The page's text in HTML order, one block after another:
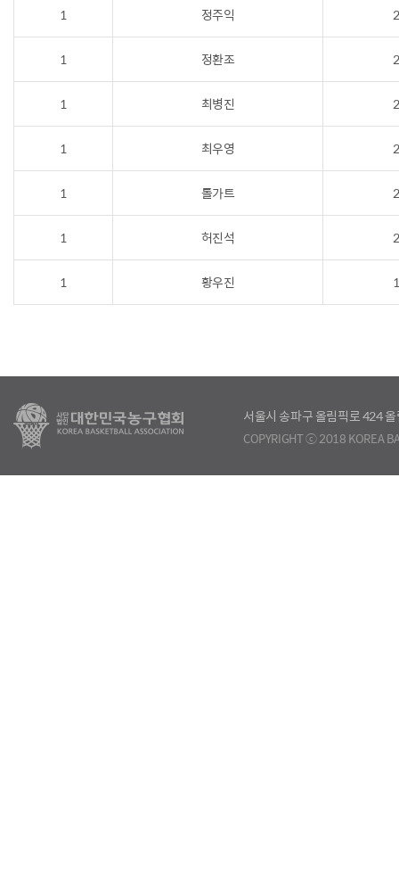
1 정주익
1 정환조
1 최병진
1 최우영
1 톨가트
1 허진석
1 황우진
서울시 송파구 올림픽로 424
COPYRIGHT ⓒ 2018 KOREA